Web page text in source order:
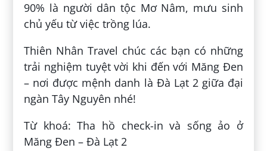
90% là người dân tộc Mơ Nâm, mưu sinh
chủ yếu từ việc trồng lúa.
Thiên Nhân Travel chúc các bạn có những
trải nghiệm tuyệt vời khi đến với Măng Đen
– nơi được mệnh danh là Đà Lạt 2 giữa đại
ngàn Tây Nguyên nhé!
Từ khoá: Tha hồ check-in và sống ảo ở
Măng Đen – Đà Lạt 2